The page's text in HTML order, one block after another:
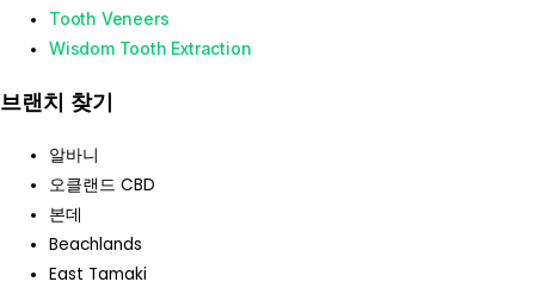
Tooth Veneers
Wisdom Tooth Extraction
브랜치 찾기
알바니
오클랜드 CBD
본데
Beachlands
East Tamaki